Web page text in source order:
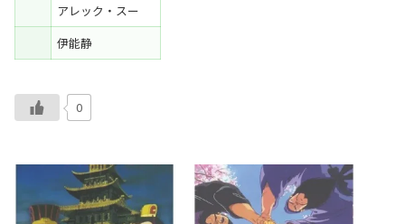
アレック・スー
伊能静
0